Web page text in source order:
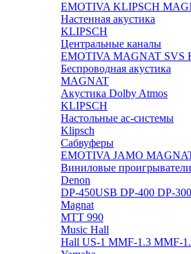
EMOTIVA KLIPSCH
Настенная акустика
KLIPSCH
Центральные каналы
EMOTIVA MAGNAT SVS
Беспроводная акустика
MAGNAT
Акустика Dolby Atmos
KLIPSCH
Настольные ас-системы
Klipsch
Сабвуферы
EMOTIVA JAMO
Виниловые проигрыватели
Denon
DP-450USB DP-400 DP-
Magnat
MTT 990
Music Hall
Hall US-1 MMF-1.3 MMF-